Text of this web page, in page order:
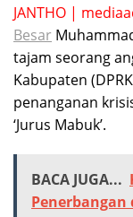
JANTHO |
Besar
tajam seorang
Kabupaten
penanganan
‘Jurus Mabuk’.
BACA JUGA...
Penerbangan